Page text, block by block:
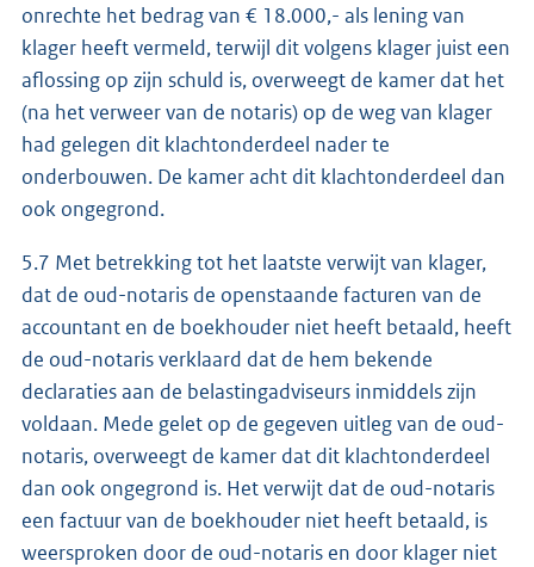
onrechte het bedrag van € 18.000,- als lening van
klager heeft vermeld, terwijl dit volgens klager juist een
aflossing op zijn schuld is, overweegt de kamer dat het
(na het verweer van de notaris) op de weg van klager
had gelegen dit klachtonderdeel nader te
onderbouwen. De kamer acht dit klachtonderdeel dan
ook ongegrond.
5.7 Met betrekking tot het laatste verwijt van klager,
dat de oud-notaris de openstaande facturen van de
accountant en de boekhouder niet heeft betaald, heeft
de oud-notaris verklaard dat de hem bekende
declaraties aan de belastingadviseurs inmiddels zijn
voldaan. Mede gelet op de gegeven uitleg van de oud-
notaris, overweegt de kamer dat dit klachtonderdeel
dan ook ongegrond is. Het verwijt dat de oud-notaris
een factuur van de boekhouder niet heeft betaald, is
weersproken door de oud-notaris en door klager niet